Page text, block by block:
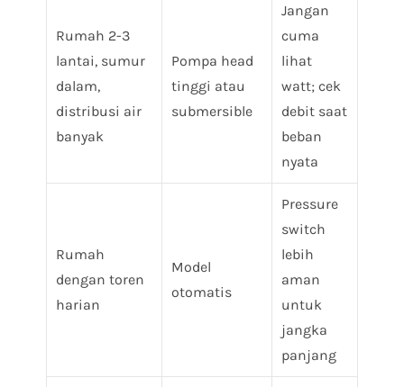
Rumah 2-3
lantai, sumur
dalam,
distribusi air
banyak
Pompa head
tinggi atau
submersible
Jangan
cuma
lihat
watt; cek
debit saat
beban
nyata
Rumah
dengan toren
harian
Model
otomatis
Pressure
switch
lebih
aman
untuk
jangka
panjang